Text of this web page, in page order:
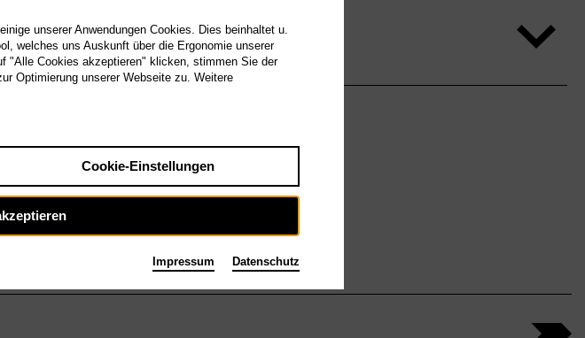
unserer Anwendungen Cookies. Dies beinhaltet u.
welches uns Auskunft über die Ergonomie unserer
"Alle Cookies akzeptieren" klicken, stimmen Sie der
Optimierung unserer Webseite zu. Weitere
Cookie-Einstellungen
Impressum Datenschutz